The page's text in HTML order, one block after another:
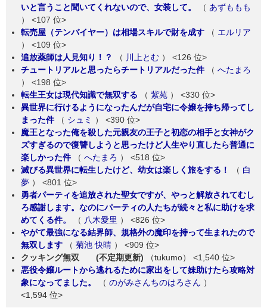
いと言うこと聞いてくれないので、女装して。
（ あずももも
） <107 位>
転売屋（テンバイヤー）は相場スキルで財を成す
（ エルリア
） <109 位>
追放薬師は人見知り！？
（ 川上とむ ） <126 位>
チュートリアルと思ったらチートリアルだった件
（ へたまろ
） <198 位>
転生王女は現代知識で無双する
（ 紫苑 ） <330 位>
異世界に行けるようになったんだが自宅に令嬢を持ち帰ってし
まった件
（ シュミ ） <390 位>
魔王となった俺を殺した元親友の王子と初恋の相手と女神がク
ズすぎるので復讐しようと思ったけど人生やり直したら普通に
楽しかった件
（ へたまろ ） <518 位>
滅びる異世界に転生したけど、幼女は楽しく旅をする！
（ 白
夢 ） <801 位>
勇者パーティを追放された聖女ですが、やっと解放されてむし
ろ感謝します。なのにパーティの人たちが続々と私に助けを求
めてくる件。
（ 八木愛里 ） <826 位>
やがて最強になる結界師、規格外の魔印を持って生まれたので
無双します
（ 菊池 快晴 ） <909 位>
クッキング無双 (不定期更新)
（tukumo） <1,540 位>
悪役令嬢ルートから逃れるために家出をして妹助けたら攻略対
象になってました。
（ のがみさんちのはろさん ）
<1,594 位>